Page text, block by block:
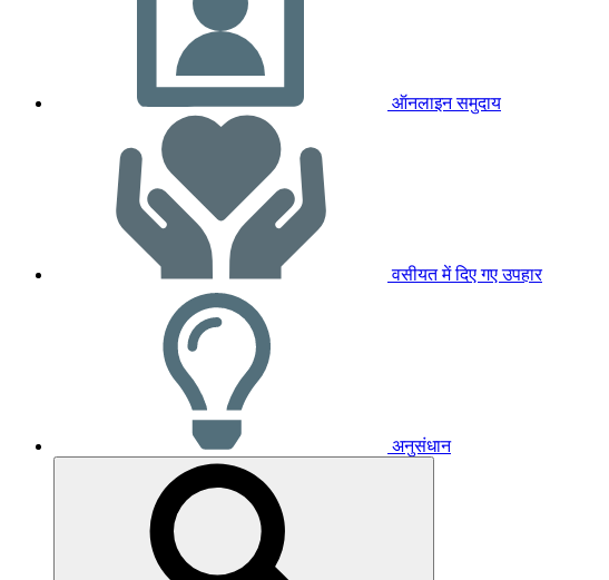
ऑनलाइन समुदाय
वसीयत में दिए गए उपहार
अनुसंधान